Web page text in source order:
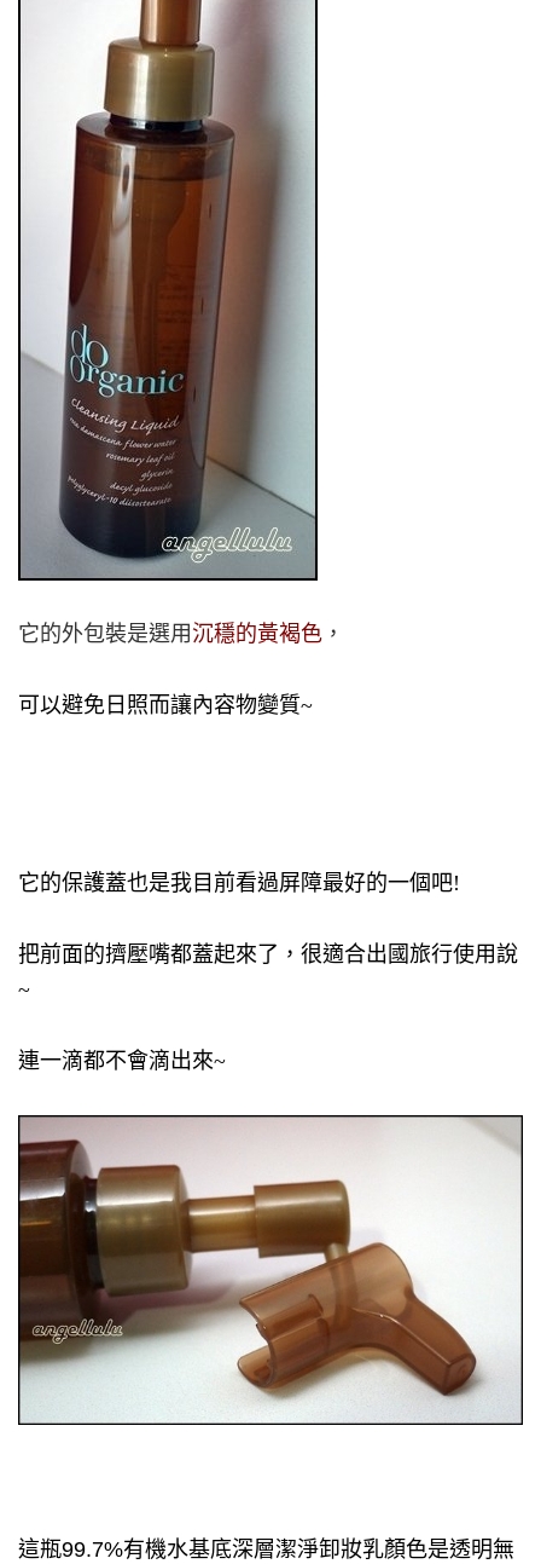
它的外包裝是選用 沉穩的黃褐色 ，
可以避免日照而讓內容物變質~
它的保護蓋也是我目前看過屏障最好的一個吧!
把前面的擠壓嘴都蓋起來了，很適合出國旅行使用說
~
連一滴都不會滴出來~
這瓶99.7%有機水基底深層潔淨卸妝乳顏色是透明無